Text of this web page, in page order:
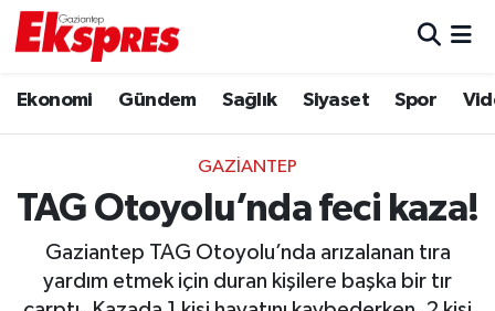
Ekonomi Gündem Sağlık Siyaset Spor
GAZIANTEP
TAG Otoyolu’nda feci kaza!
Gaziantep TAG Otoyolu’nda arızalanan tıra
yardım etmek için duran kişilere başka bir tır
Ekonomi
Gaziantep son dakika
Genel
Trafik Durumu
Puan Durumu ve Fikstür
Tüm Manşetler